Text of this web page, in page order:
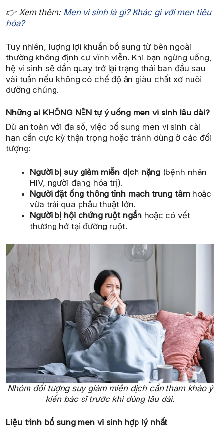
👉 Xem thêm: Men vi sinh là gì? Khác gì với men tiêu
hóa?
Tuy nhiên, lượng lợi khuẩn bổ sung từ bên ngoài
thường không định cư vĩnh viễn. Khi bạn ngừng uống,
hệ vi sinh sẽ dần quay trở lại trạng thái ban đầu sau
vài tuần nếu không có chế độ ăn giàu chất xơ nuôi
dưỡng chúng.
Những ai KHÔNG NÊN tự ý uống men vi sinh lâu dài?
Dù an toàn với đa số, việc bổ sung men vi sinh dài
hạn cần cực kỳ thận trọng hoặc tránh dùng ở các đối
tượng:
Người bị suy giảm miễn dịch nặng (bệnh nhân
HIV, người đang hóa trị).
Người đặt ống thông tĩnh mạch trung tâmhoặc
vừa trải qua phẫu thuật lớn.
Người bị hội chứng ruột ngắnhoặc có vết
thương hở tại đường ruột.
Nhóm đối tượng suy giảm miễn dịch cần tham khảo ý
kiến bác sĩ trước khi dùng lâu dài.
Liệu trình bổ sung men vi sinh hợp lý nhất